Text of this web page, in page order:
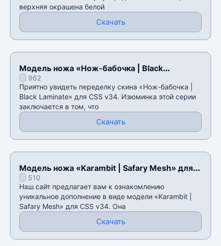
верхняя окрашена белой
Скачать
Модель ножа «Нож-бабочка | Black
Laminate» для CSS v34
962
Приятно увидеть переделку скина «Нож-бабочка |
Black Laminate» для CSS v34. Изюминка этой серии
заключается в том, что
Скачать
Модель ножа «Karambit | Safary Mesh» для
CSS v34
510
Наш сайт предлагает вам к ознакомлению
уникальное дополнение в виде модели «Karambit |
Safary Mesh» для CSS v34. Она
Скачать